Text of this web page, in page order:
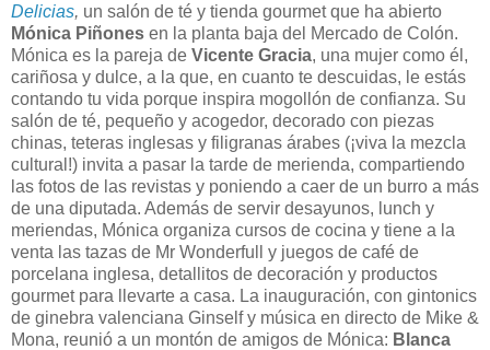
Delicias, un salón de té y tienda gourmet que ha abierto
Mónica Piñones en la planta baja del Mercado de Colón.
Mónica es la pareja de Vicente Gracia, una mujer como él,
cariñosa y dulce, a la que, en cuanto te descuidas, le estás
contando tu vida porque inspira mogollón de confianza. Su
salón de té, pequeño y acogedor, decorado con piezas
chinas, teteras inglesas y filigranas árabes (¡viva la mezcla
cultural!) invita a pasar la tarde de merienda, compartiendo
las fotos de las revistas y poniendo a caer de un burro a más
de una diputada. Además de servir desayunos, lunch y
meriendas, Mónica organiza cursos de cocina y tiene a la
venta las tazas de Mr Wonderfull y juegos de café de
porcelana inglesa, detallitos de decoración y productos
gourmet para llevarte a casa. La inauguración, con gintonics
de ginebra valenciana Ginself y música en directo de Mike &
Mona, reunió a un montón de amigos de Mónica: Blanca